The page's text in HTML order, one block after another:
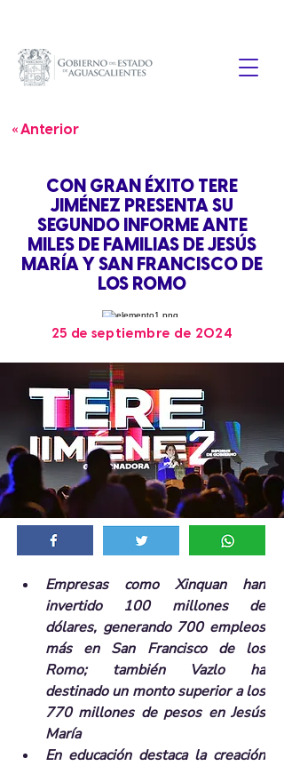
« Anterior
CON GRAN ÉXITO TERE
JIMÉNEZ PRESENTA SU
SEGUNDO INFORME ANTE
MILES DE FAMILIAS DE JESÚS
MARÍA Y SAN FRANCISCO DE
LOS ROMO
25 de septiembre de 2024
Empresas como Xinquan han
invertido 100 millones de
dólares, generando 700 empleos
más en San Francisco de los
Romo; también Vazlo ha
destinado un monto superior a los
770 millones de pesos en Jesús
María
En educación destaca la creación